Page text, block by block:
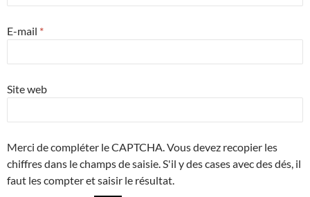
E-mail *
Site web
Merci de compléter le CAPTCHA. Vous devez recopier les
chiffres dans le champs de saisie. S'il y des cases avec des dés, il
faut les compter et saisir le résultat.